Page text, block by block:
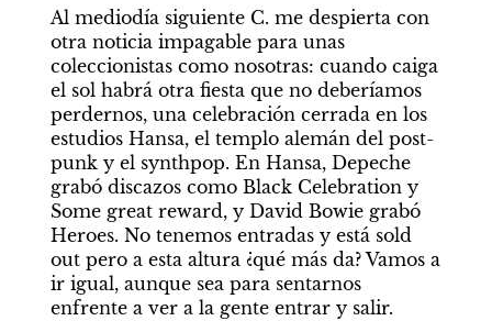
Al mediodía siguiente C. me despierta con
otra noticia impagable para unas
coleccionistas como nosotras: cuando caiga
el sol habrá otra fiesta que no deberíamos
perdernos, una celebración cerrada en los
estudios Hansa, el templo alemán del post-
punk y el synthpop. En Hansa, Depeche
grabó discazos como Black Celebration y
Some great reward, y David Bowie grabó
Heroes. No tenemos entradas y está sold
out pero a esta altura ¿qué más da? Vamos a
ir igual, aunque sea para sentarnos
enfrente a ver a la gente entrar y salir.